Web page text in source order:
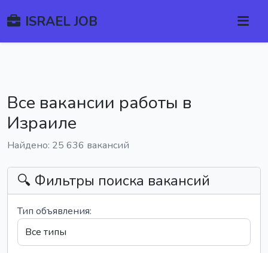
ISRAEL JOB
Все вакансии работы в
Израиле
Найдено: 25 636 вакансий
🔍 Фильтры поиска вакансий
Тип объявления: